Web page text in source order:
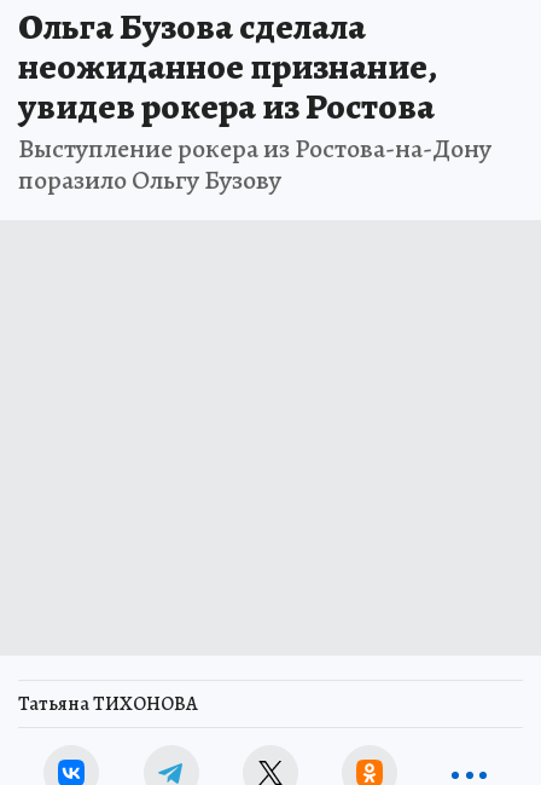
Ольга Бузова сделала
неожиданное признание,
увидев рокера из Ростова
Выступление рокера из Ростова-на-Дону
поразило Ольгу Бузову
Татьяна ТИХОНОВА